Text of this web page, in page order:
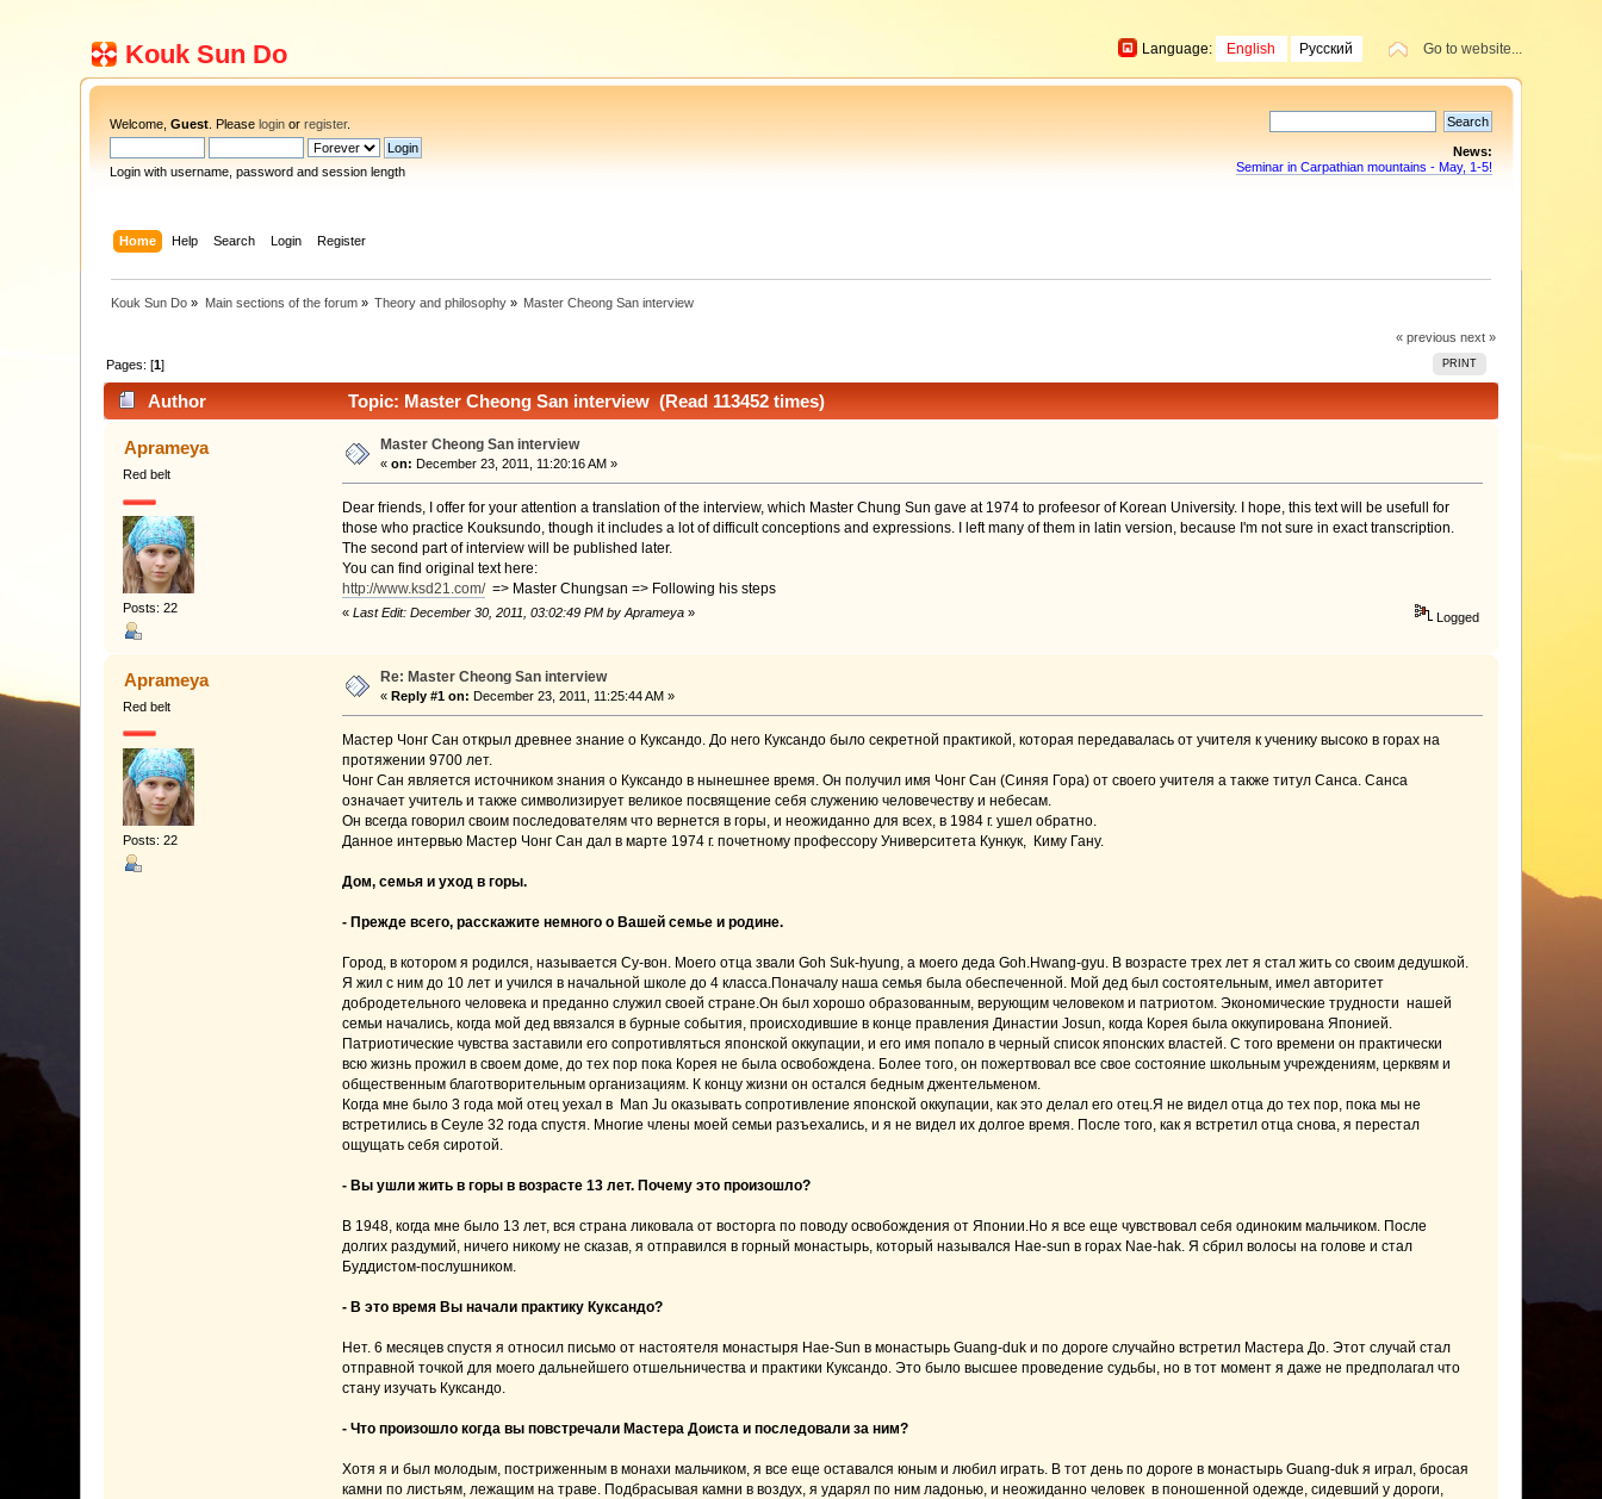
Kouk Sun Do Go to website...
Language: English Русский
Welcome,Guest . Pleaselogin orregister.
Login with username, password and session length
News:
Seminar in Carpathian mountains - May, 1-5!
Home Help Search Login Register
Kouk Sun Do » Main sections of the forum» Theory and philosophy » Master Cheong San interview
« previous next »
PRINT
Pages: [1]
Author Topic: Master Cheong San interview (Read 113452 times)
Aprameya
Red belt
Posts: 22
Master Cheong San interview
«on: December 23, 2011, 11:20:16 AM »
Dear friends, I offer for your attention a translation of the interview, which Master Chung Sun gave at 1974 to profeesor of Korean University. I hope, this text will be usefull for
those who practice Kouksundo, though it includes a lot of difficult conceptions and expressions. I left many of them in latin version, because I'm not sure in exact transcription.
The second part of interview will be published later.
You can find original text here:
http://www.ksd21.com/=> Master Chungsan => Following his steps
« Last Edit: December 30, 2011, 03:02:49 PM by Aprameya» Logged
Aprameya
Red belt
Posts: 22
Re: Master Cheong San interview
«Reply #1 on: December 23, 2011, 11:25:44 AM »
Мастер Чонг Сан открыл древнее знание о Куксандо. До него Куксандо было секретной практикой, которая передавалась от учителя к ученику высоко в горах на
протяжении 9700 лет.
Чонг Сан является источником знания о Куксандо в нынешнее время. Он получил имя Чонг Сан (Синяя Гора) от своего учителя а также титул Санса. Санса
означает учитель и также символизирует великое посвящение себя служению человечеству и небесам.
Он всегда говорил своим последователям что вернется в горы, и неожиданно для всех, в 1984 г. ушел обратно.
Данное интервью Мастер Чонг Сан дал в марте 1974 г. почетному профессору Университета Кункук, Киму Гану.
Дом, семья и уход в горы.
- Прежде всего, расскажите немного о Вашей семье и родине.
Город, в котором я родился, называется Су-вон. Моего отца звали Goh Suk-hyung, а моего деда Goh.Hwang-gyu. В возрасте трех лет я стал жить со своим дедушкой.
Я жил с ним до 10 лет и учился в начальной школе до 4 класса.Поначалу наша семья была обеспеченной. Мой дед был состоятельным, имел авторитет
добродетельного человека и преданно служил своей стране.Он был хорошо образованным, верующим человеком и патриотом. Экономические трудности нашей
семьи начались, когда мой дед ввязался в бурные события, происходившие в конце правления Династии Josun, когда Корея была оккупирована Японией.
Патриотические чувства заставили его сопротивляться японской оккупации, и его имя попало в черный список японских властей. С того времени он практически
всю жизнь прожил в своем доме, до тех пор пока Корея не была освобождена. Более того, он пожертвовал все свое состояние школьным учреждениям, церквям и
общественным благотворительным организациям. К концу жизни он остался бедным джентельменом.
Когда мне было 3 года мой отец уехал в Man Ju оказывать сопротивление японской оккупации, как это делал его отец.Я не видел отца до тех пор, пока мы не
встретились в Сеуле 32 года спустя. Многие члены моей семьи разъехались, и я не видел их долгое время. После того, как я встретил отца снова, я перестал
ощущать себя сиротой.
- Вы ушли жить в горы в возрасте 13 лет. Почему это произошло?
В 1948, когда мне было 13 лет, вся страна ликовала от восторга по поводу освобождения от Японии.Но я все еще чувствовал себя одиноким мальчиком. После
долгих раздумий, ничего никому не сказав, я отправился в горный монастырь, который назывался Hae-sun в горах Nae-hak. Я сбрил волосы на голове и стал
Буддистом-послушником.
- В это время Вы начали практику Куксандо?
Нет. 6 месяцев спустя я относил письмо от настоятеля монастыря Hae-Sun в монастырь Guang-duk и по дороге случайно встретил Мастера До. Этот случай стал
отправной точкой для моего дальнейшего отшельничества и практики Куксандо. Это было высшее проведение судьбы, но в тот момент я даже не предполагал что
стану изучать Куксандо.
- Что произошло когда вы повстречали Мастера Доиста и последовали за ним?
Хотя я и был молодым, постриженным в монахи мальчиком, я все еще оставался юным и любил играть. В тот день по дороге в монастырь Guang-duk я играл, бросая
камни по листьям, лежащим на траве. Подбрасывая камни в воздух, я ударял по ним ладонью, и неожиданно человек в поношенной одежде, сидевший у дороги,